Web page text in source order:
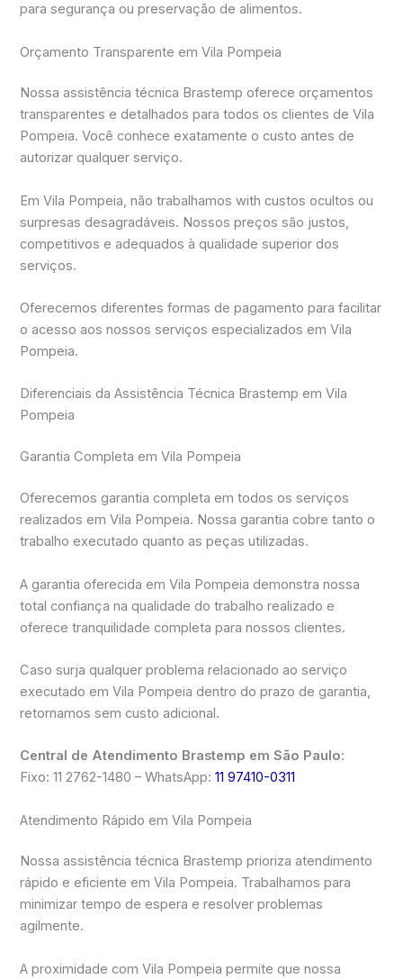
para segurança ou preservação de alimentos.
Orçamento Transparente em Vila Pompeia
Nossa assistência técnica Brastemp oferece orçamentos
transparentes e detalhados para todos os clientes de Vila
Pompeia. Você conhece exatamente o custo antes de
autorizar qualquer serviço.
Em Vila Pompeia, não trabalhamos with custos ocultos ou
surpresas desagradáveis. Nossos preços são justos,
competitivos e adequados à qualidade superior dos
serviços.
Oferecemos diferentes formas de pagamento para facilitar
o acesso aos nossos serviços especializados em Vila
Pompeia.
Diferenciais da Assistência Técnica Brastemp em Vila
Pompeia
Garantia Completa em Vila Pompeia
Oferecemos garantia completa em todos os serviços
realizados em Vila Pompeia. Nossa garantia cobre tanto o
trabalho executado quanto as peças utilizadas.
A garantia oferecida em Vila Pompeia demonstra nossa
total confiança na qualidade do trabalho realizado e
oferece tranquilidade completa para nossos clientes.
Caso surja qualquer problema relacionado ao serviço
executado em Vila Pompeia dentro do prazo de garantia,
retornamos sem custo adicional.
Central de Atendimento Brastemp em São Paulo:
Fixo: 11 2762-1480 – WhatsApp:11 97410-0311
Atendimento Rápido em Vila Pompeia
Nossa assistência técnica Brastemp prioriza atendimento
rápido e eficiente em Vila Pompeia. Trabalhamos para
minimizar tempo de espera e resolver problemas
agilmente.
A proximidade com Vila Pompeia permite que nossa